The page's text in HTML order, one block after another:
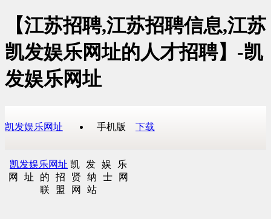
【江苏招聘,江苏招聘信息,江苏
凯发娱乐网址的人才招聘】-凯
发娱乐网址
凯发娱乐网址 手机版 下载
凯发娱乐网址 凯发娱乐
网址的招贤纳士网
联盟网站